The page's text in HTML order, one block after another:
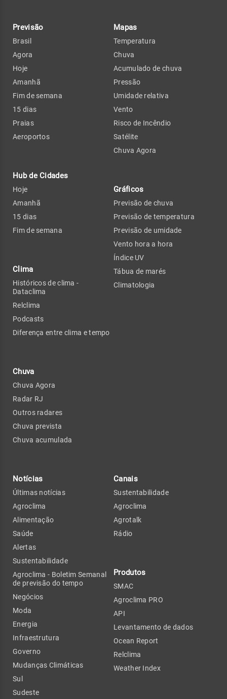
Previsão
Brasil
Agora
Hoje
Amanhã
Fim de semana
15 dias
Praias
Aeroportos
Hub de Cidades
Hoje
Amanhã
15 dias
Fim de semana
Clima
Históricos de clima -
Dataclima
Relclima
Podcasts
Diferença entre clima e tempo
Chuva
Chuva Agora
Radar RJ
Outros radares
Chuva prevista
Chuva acumulada
Mapas
Temperatura
Chuva
Acumulado de chuva
Pressão
Umidade relativa
Vento
Risco de Incêndio
Satélite
Chuva Agora
Gráficos
Previsão de chuva
Previsão de temperatura
Previsão de umidade
Vento hora a hora
Índice UV
Tábua de marés
Climatologia
Notícias
Últimas notícias
Agroclima
Alimentação
Saúde
Alertas
Sustentabilidade
Agroclima - Boletim Semanal
de previsão do tempo
Negócios
Moda
Energia
Infraestrutura
Governo
Mudanças Climáticas
Sul
Sudeste
Canais
Sustentabilidade
Agroclima
Agrotalk
Rádio
Produtos
SMAC
Agroclima PRO
API
Levantamento de dados
Ocean Report
Relclima
Weather Index